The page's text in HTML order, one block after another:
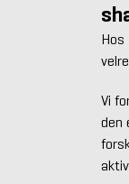
Hos
Vi
den